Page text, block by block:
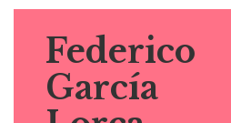
Federico
García